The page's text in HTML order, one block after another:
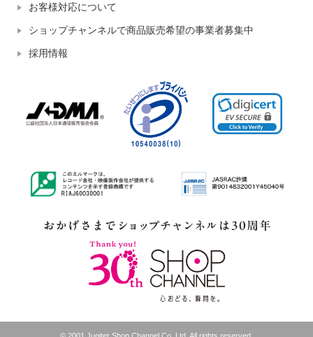
お客様対応について
ショップチャンネルで商品販売希望の事業者募集中
採用情報